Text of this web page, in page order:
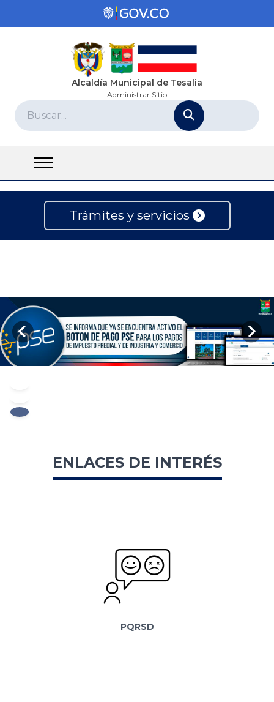
Alcaldía Municipal de Tesalia
Administrar Sitio
Trámites y servicios
ENLACES DE INTERÉS
PQRSD